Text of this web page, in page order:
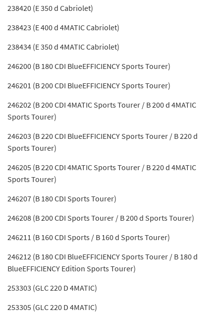
238420 (E 350 d Cabriolet)
238423 (E 400 d 4MATIC Cabriolet)
238434 (E 350 d 4MATIC Cabriolet)
246200 (B 180 CDI BlueEFFICIENCY Sports Tourer)
246201 (B 200 CDI BlueEFFICIENCY Sports Tourer)
246202 (B 200 CDI 4MATIC Sports Tourer / B 200 d 4MATIC
Sports Tourer)
246203 (B 220 CDI BlueEFFICIENCY Sports Tourer / B 220 d
Sports Tourer)
246205 (B 220 CDI 4MATIC Sports Tourer / B 220 d 4MATIC
Sports Tourer)
246207 (B 180 CDI Sports Tourer)
246208 (B 200 CDI Sports Tourer / B 200 d Sports Tourer)
246211 (B 160 CDI Sports / B 160 d Sports Tourer)
246212 (B 180 CDI BlueEFFICIENCY Sports Tourer / B 180 d
BlueEFFICIENCY Edition Sports Tourer)
253303 (GLC 220 D 4MATIC)
253305 (GLC 220 D 4MATIC)